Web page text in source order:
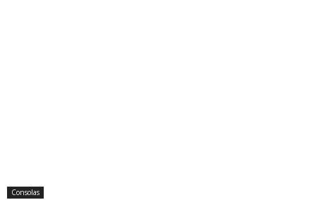
Consolas